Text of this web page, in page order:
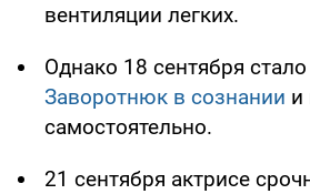
вентиляции легких.
Однако 18 сентября
Заворотнюк в сознании и
самостоятельно.
21 сентября актрисе